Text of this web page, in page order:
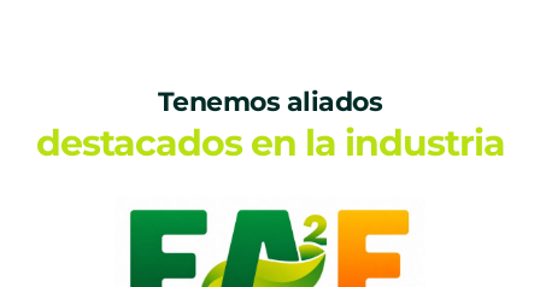
Tenemos aliados
destacados en la industria